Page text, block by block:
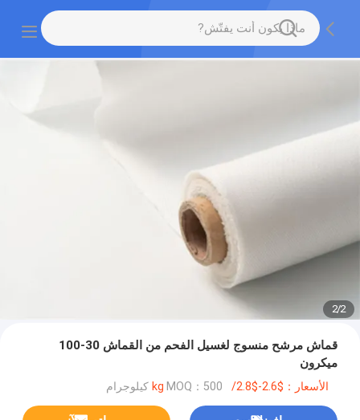
2
/
2
قماش مرشح منسوج لغسيل الفحم من القماش 30-100
ميكرون
الأسعار：$2.6-$2.8/kg MOQ：500 كيلوجرام